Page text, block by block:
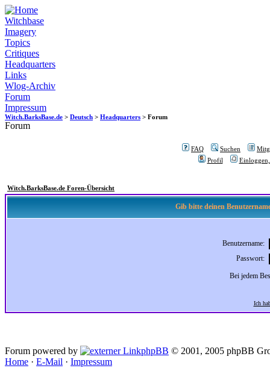
Witchbase
Imagery
Topics
Critiques
Headquarters
Links
Wlog-Archiv
Forum
Impressum
Witch.BarksBase.de > Deutsch > Headquarters > Forum
Forum
FAQ Suchen
Profil
Witch.BarksBase.de Foren-Übersicht
Gib bitte deinen
Benutzername:
Passwort:
Bei jedem
Ich
Forum powered by phpBB © 2001, 2005 phpBB
Home · E-Mail · Impressum